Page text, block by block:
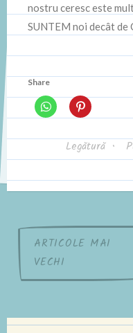
nostru ceresc este
SUNTEM noi decât de
Share
Legătură •
Navigare
în
ARTICOLE MAI
VECHI